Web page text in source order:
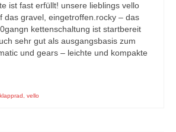
ist fast erfüllt! unsere lieblings vello
das gravel, eingetroffen.rocky – das
kettenschaltung ist startbereit
sehr gut als ausgangsbasis zum
und gears – leichte und kompakte
klapprad vello